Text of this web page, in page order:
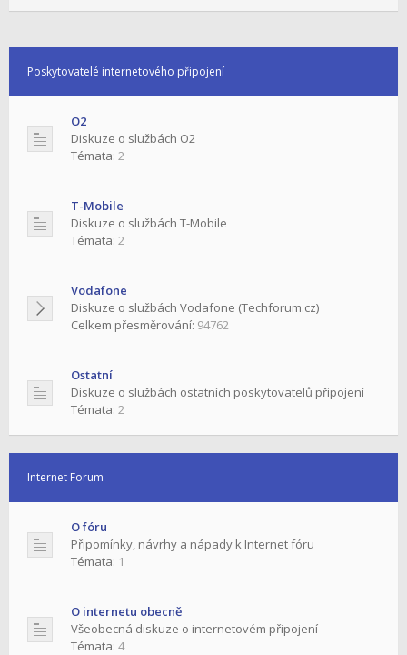
Poskytovatelé internetového připojení
O2
Diskuze o službách O2
Témata: 2
T-Mobile
Diskuze o službách T-Mobile
Témata: 2
Vodafone
Diskuze o službách Vodafone (Techforum.cz)
Celkem přesměrování: 94762
Ostatní
Diskuze o službách ostatních poskytovatelů připojení
Témata: 2
Internet Forum
O fóru
Připomínky, návrhy a nápady k Internet fóru
Témata: 1
O internetu obecně
Všeobecná diskuze o internetovém připojení
Témata: 4